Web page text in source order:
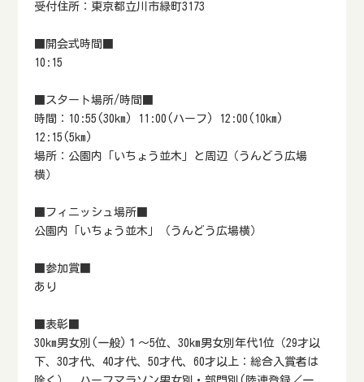
受付住所：東京都立川市緑町3173
■開会式時間■
10:15
■スタート場所/時間■
時間：10:55(30km) 11:00(ハーフ) 12:00(10km)
12:15(5km)
場所：公園内「いちょう並木」と周辺（うんどう広場
横）
■フィニッシュ場所■
公園内「いちょう並木」（うんどう広場横）
■参加賞■
あり
■表彰■
30km男女別(一般)１～5位、30km男女別年代1位（29才以
下、30才代、40才代、50才代、60才以上：総合入賞者は